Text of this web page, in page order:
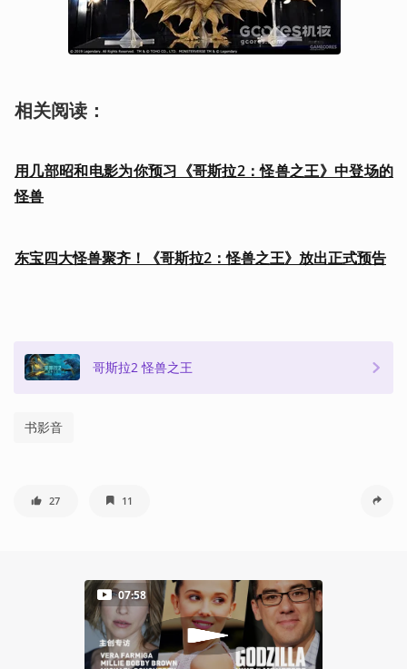
相关阅读：
用几部昭和电影为你预习《哥斯拉2：怪兽之王》中登场的
怪兽
东宝四大怪兽聚齐！《哥斯拉2：怪兽之王》放出正式预告
哥斯拉2 怪兽之王
书影音
27 11
07:58